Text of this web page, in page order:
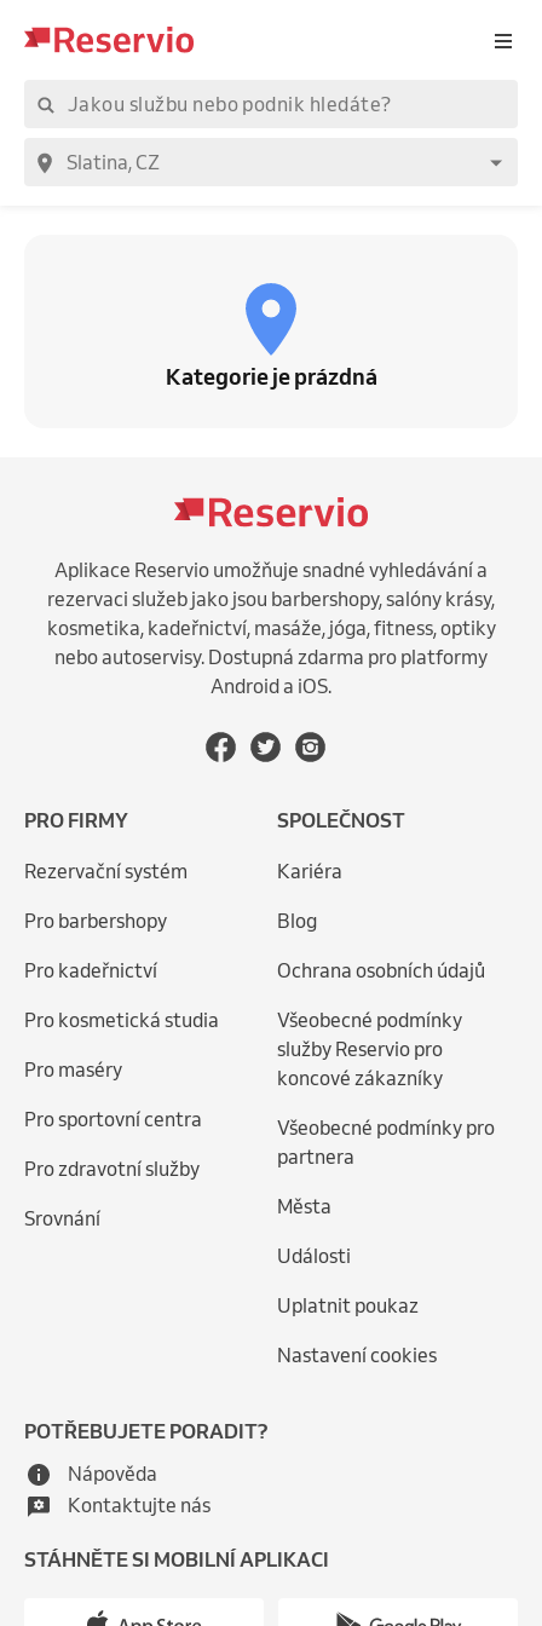
Kategorie je prázdná
Aplikace Reservio umožňuje snadné vyhledávání a
rezervaci služeb jako jsou barbershopy, salóny krásy,
kosmetika, kadeřnictví, masáže, jóga, fitness, optiky
nebo autoservisy. Dostupná zdarma pro platformy
Android a iOS.
PRO FIRMY
Rezervační systém
Pro barbershopy
Pro kadeřnictví
Pro kosmetická studia
Pro maséry
Pro sportovní centra
Pro zdravotní služby
Srovnání
SPOLEČNOST
Kariéra
Blog
Ochrana osobních údajů
Všeobecné podmínky
služby Reservio pro
koncové zákazníky
Všeobecné podmínky pro
partnera
Města
Události
Uplatnit poukaz
Nastavení cookies
POTŘEBUJETE PORADIT?
Nápověda
Kontaktujte nás
STÁHNĚTE SI MOBILNÍ APLIKACI